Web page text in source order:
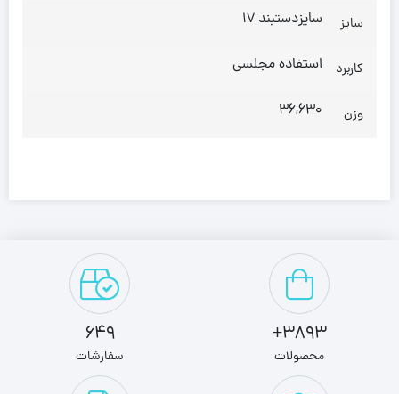
سایز سایزدستبند 17
کاربرد استفاده مجلسی
وزن 36,630
3893+
محصولات
649
سفارشات